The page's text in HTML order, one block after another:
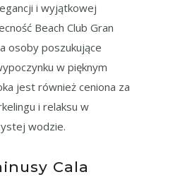
i wyjątkowej
Beach Club Gran
osoby poszukujące
w pięknym
jest również ceniona za
i relaksu w
wodzie.
Cala